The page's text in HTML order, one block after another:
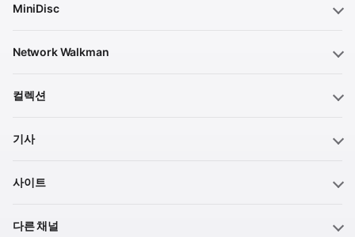
MiniDisc
Network Walkman
컬렉션
기사
사이트
다른 채널